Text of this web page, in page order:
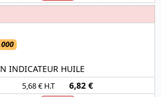
INDICATEUR HUILE
5,68 € H.T 6,82 €